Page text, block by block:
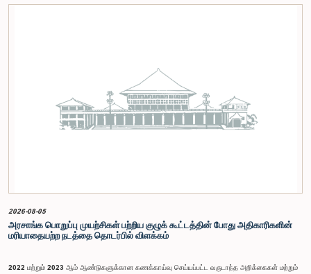
2026-08-05
அரசாங்க பொறுப்பு முயற்சிகள் பற்றிய குழுக் கூட்டத்தின் போது அதிகாரிகளின்
மரியாதையற்ற நடத்தை தொடர்பில் விளக்கம்
2022 மற்றும் 2023 ஆம் ஆண்டுகளுக்கான கணக்காய்வு செய்யப்பட்ட வருடாந்த அறிக்கைகள் மற்றும்